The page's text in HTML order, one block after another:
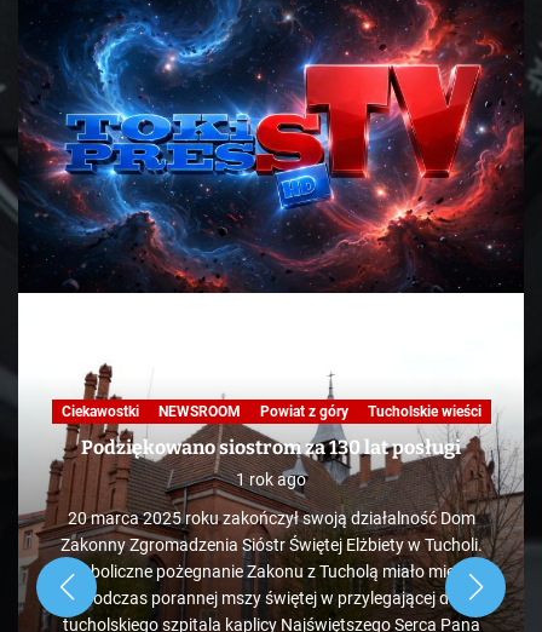
Nasza praca NEWSROOM Powiat z góry
Skandale
Telewizja
Tucholskie wieści TV
KAWA Z TOKiS-em w 100 sekund. „Ekologiczne”
wysypisko śmieci pod Bladowem?
1 rok ago
Zdaje się, że pozycja tucholskiego wysypiska śmieci
administrowanego przez PK jest mocno zagrożona, bo tuż
obok ale od strony Chojnic, przed Bladowem, powstało